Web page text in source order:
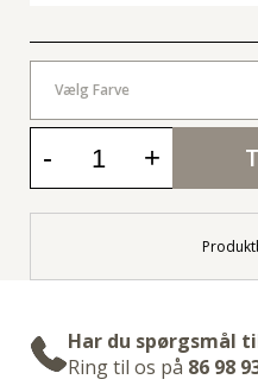
Vælg Farve
- +
Har du spørgsmål
Ring til os på 86 98